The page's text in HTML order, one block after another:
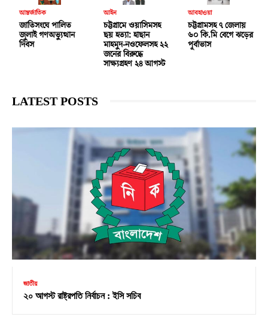
আন্তর্জাতিক
জাতিসংঘে পালিত
জুলাই গণঅভ্যুত্থান
দিবস
আইন
চট্টগ্রামে ওয়াসিমসহ
ছয় হত্যা: হাছান
মাহমুদ-নওফেলসহ ২২
জনের বিরুদ্ধে
সাক্ষ্যগ্রহণ ২৪ আগস্ট
আবহাওয়া
চট্টগ্রামসহ ৭ জেলায়
৬০ কি.মি বেগে ঝড়ের
পূর্বাভাস
LATEST POSTS
জাতীয়
২০ আগস্ট রাষ্ট্রপতি নির্বাচন : ইসি সচিব